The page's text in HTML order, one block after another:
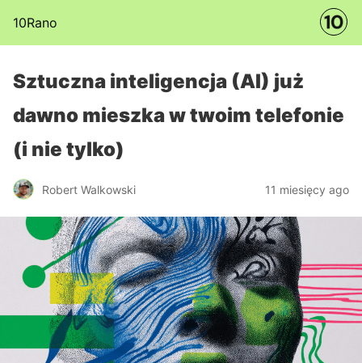
10Rano
Sztuczna inteligencja (AI) już
dawno mieszka w twoim telefonie
(i nie tylko)
Robert Walkowski 11 miesięcy ago